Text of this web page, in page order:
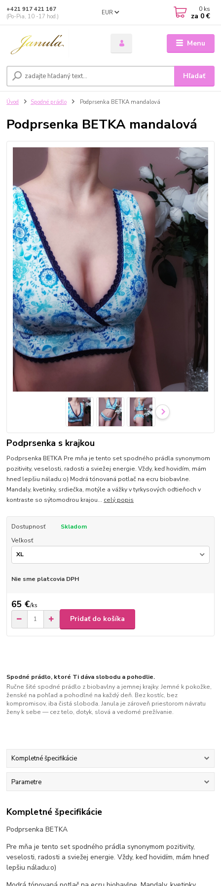
Menu
EUR
Hľadať
+421 917 421 167
(Po-Pia, 10 -17 hod.)
0 ks
za 0 €
Úvod Spodné prádlo Podprsenka BETKA mandalová
Podprsenka BETKA mandalová
Podprsenka s krajkou
Podprsenka BETKA Pre mňa je tento set spodného prádla synonymom
pozitivity, veselosti, radosti a sviežej energie. Vždy, keď hovidím, mám
hneď lepšiu náladu:o) Modrá tónovaná potlač na ecru biobavlne.
Mandaly, kvetinky, srdiečka, motýle a vážky v tyrkysových odtieňoch v
kontraste so sýtomodrou krajou... celý popis
Dostupnosť
Skladom
Veľkosť
Nie sme platcovia DPH
65 €/ks
Pridať do košíka
Spodné prádlo, ktoré Ti dáva slobodu a pohodlie.
Ručne šité spodné prádlo z biobavlny a jemnej krajky. Jemné k pokožke,
ženské na pohľad a pohodlné na každý deň. Bez kostíc, bez
kompromisov, iba čistá sloboda. Janula je zároveň priestorom návratu
ženy k sebe — cez telo, dotyk, slová a vedomé prežívanie.
Kompletné špecifikácie
Parametre
Kompletné špecifikácie
Podprsenka BETKA
Pre mňa je tento set spodného prádla synonymom pozitivity,
veselosti, radosti a sviežej energie. Vždy, keď hovidím, mám hneď
lepšiu náladu:o)